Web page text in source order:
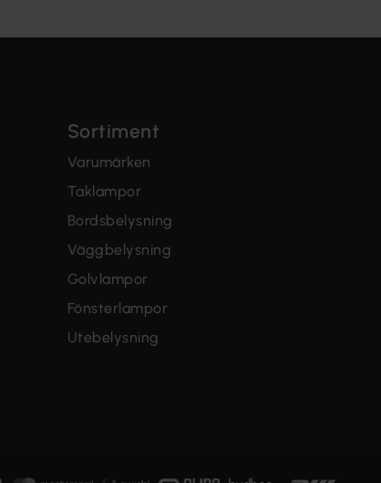
Sortiment
Varumärken
Taklampor
Bordsbelysning
Väggbelysning
Golvlampor
Fönsterlampor
Utebelysning